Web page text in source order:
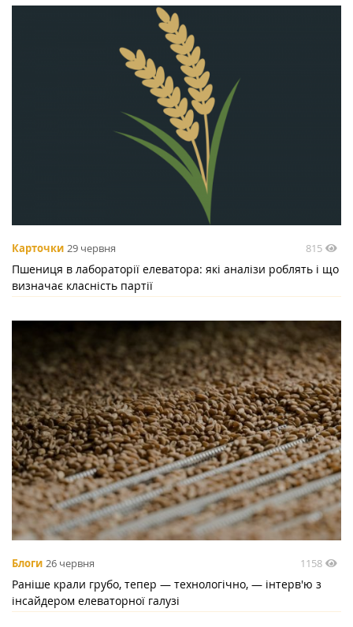
Карточки 29 червня 815
Пшениця в лабораторії елеватора: які аналізи роблять і що
визначає класність партії
Блоги 26 червня 1158
Раніше крали грубо, тепер — технологічно, — інтерв'ю з
інсайдером елеваторної галузі